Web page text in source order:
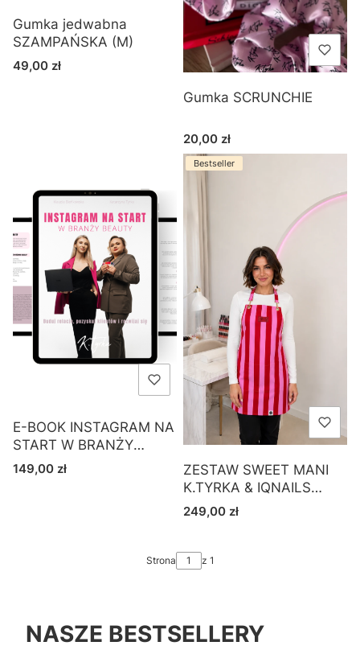
Gumka jedwabna
SZAMPAŃSKA (M)
Cena
49,00 zł
Gumka SCRUNCHIE
Cena
20,00 zł
E-BOOK INSTAGRAM NA
START W BRANŻY
BEAUTY
Cena
149,00 zł
Bestseller
ZESTAW SWEET MANI
K.TYRKA & IQNAILS
PREORDER
Cena
249,00 zł
Strona z 1
NASZE BESTSELLERY